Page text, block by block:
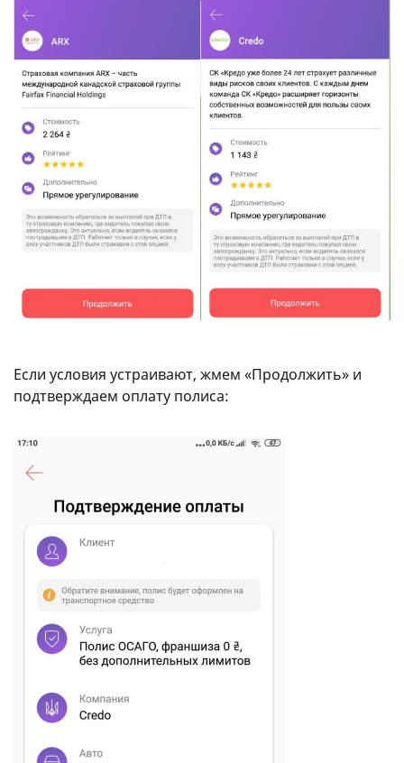
Если условия устраивают, жмем «Продолжить» и
подтверждаем оплату полиса: